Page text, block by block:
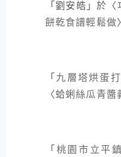
「劉安皓 」於〈
餅乾食譜輕鬆做
「 九層塔烘蛋
〈蛤蜊絲瓜青醬
「 桃園市立平